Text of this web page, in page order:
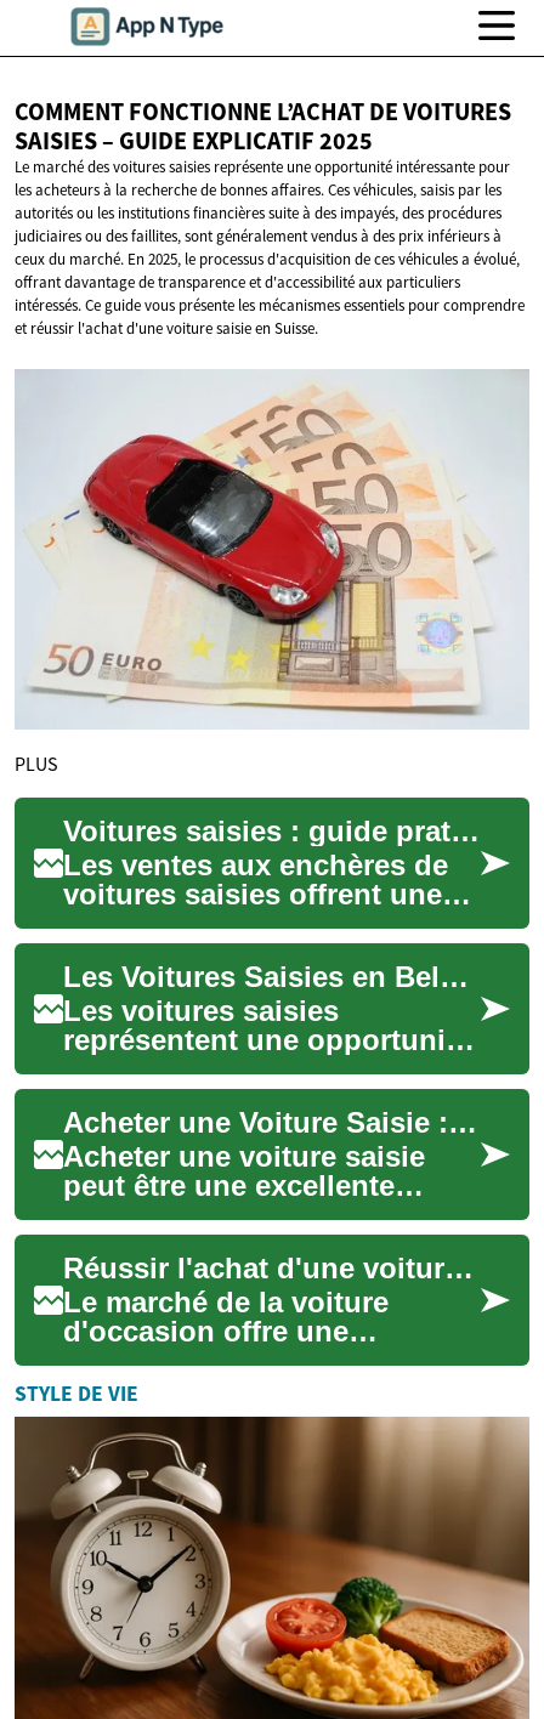
COMMENT FONCTIONNE L’ACHAT DE VOITURES
SAISIES – GUIDE EXPLICATIF 2025
Le marché des voitures saisies représente une opportunité intéressante pour
les acheteurs à la recherche de bonnes affaires. Ces véhicules, saisis par les
autorités ou les institutions financières suite à des impayés, des procédures
judiciaires ou des faillites, sont généralement vendus à des prix inférieurs à
ceux du marché. En 2025, le processus d'acquisition de ces véhicules a évolué,
offrant davantage de transparence et d'accessibilité aux particuliers
intéressés. Ce guide vous présente les mécanismes essentiels pour comprendre
et réussir l'achat d'une voiture saisie en Suisse.
PLUS
Voitures saisies : guide pratique des ventes aux enchères
Les ventes aux enchères de
voitures saisies offrent une
occasion intéressante
d'acheter un véhicule à prix
réduit. Ce...
Les Voitures Saisies en Belgique : Guide Complet des Enchères de Véhicules Repris
Les voitures saisies
représentent une opportunité
unique d'acquérir un véhicule
à moindre coût en Belgique.
Ce phénom...
Acheter une Voiture Saisie : Guide Complet et Conseils
Acheter une voiture saisie
peut être une excellente
occasion d'obtenir un
véhicule à prix réduit. Ce
guide détaille l...
Réussir l'achat d'une voiture d'occasion — guide pratique
Le marché de la voiture
d'occasion offre une
alternative économique pour
trouver un véhicule fiable
sans se ruiner. C...
STYLE DE VIE